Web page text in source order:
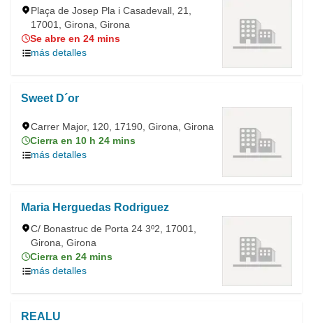
Plaça de Josep Pla i Casadevall, 21,
17001, Girona, Girona
Se abre en 24 mins
más detalles
Sweet D´or
Carrer Major, 120, 17190, Girona, Girona
Cierra en 10 h 24 mins
más detalles
Maria Herguedas Rodriguez
C/ Bonastruc de Porta 24 3º2, 17001,
Girona, Girona
Cierra en 24 mins
más detalles
REALU